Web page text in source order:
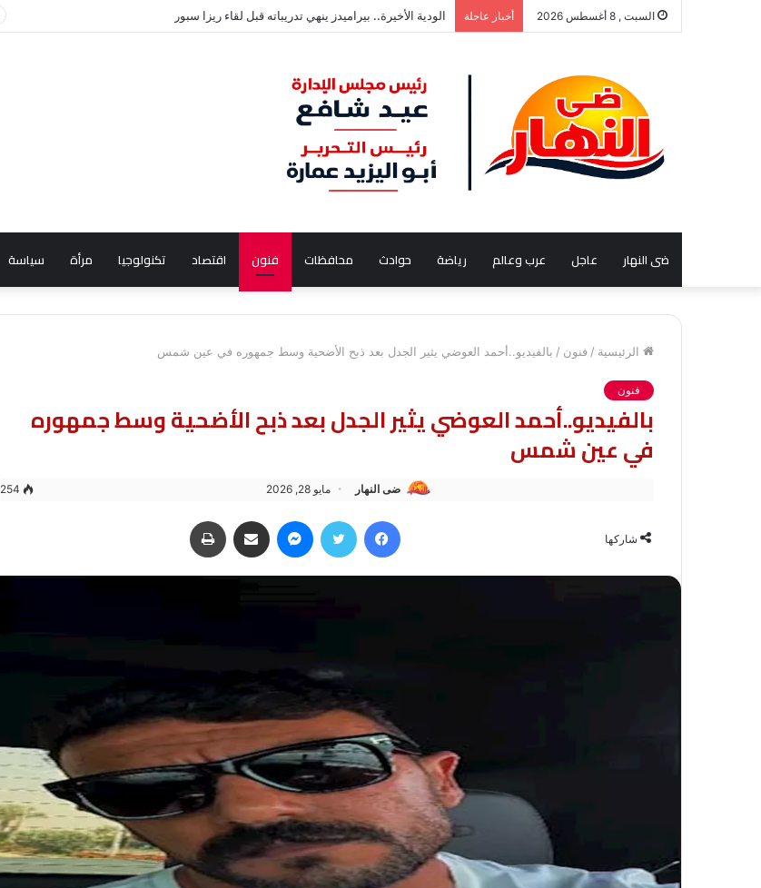
السبت , 8 أغسطس 2026 أخبار عاجلة القبض على إبراهيم سعيد في مدينة نصر بسبب قضية نفقة
ضى النهار عاجل عرب وعالم رياضة حوادث محافظات فنون اقتصاد تكنولوجيا مرأة سياسة
الرئيسية / فنون / بالفيديو..أحمد العوضي يثير الجدل بعد ذبح الأضحية وسط جمهوره في عين شمس
فنون
بالفيديو..أحمد العوضي يثير الجدل بعد ذبح الأضحية وسط جمهوره
في عين شمس
ضى النهار مايو 28, 2026 254
شاركها
فيسبوك تويتر ماسنجر مشاركة عبر البريد